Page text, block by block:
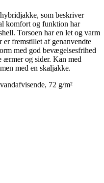
som beskriver
komfort og funktion har
Torsoen har en let og varm
fremstillet af genanvendte
med god bevægelsesfrihed
ærmer og sider. Kan med
med en skaljakke.
72 g/m²